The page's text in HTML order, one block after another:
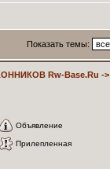
Показать темы:
Rw-Base.Ru -
Объявление
Прилепленная